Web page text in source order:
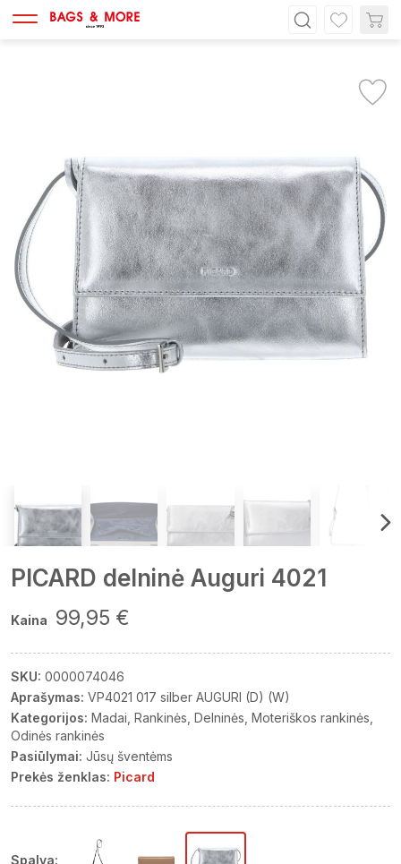
PICARD delninė Auguri 4021
Kaina 99,95 €
SKU: 0000074046
Aprašymas: VP4021 017 silber AUGURI (D) (W)
Kategorijos: Madai Rankinės Delninės Moteriškos rankinės
Odinės rankinės
Pasiūlymai: Jūsų šventėms
Prekės ženklas: Picard
Spalva: